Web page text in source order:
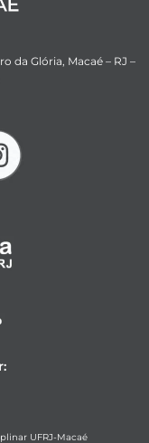
da Glória, Macaé – RJ –
UFRJ-Macaé